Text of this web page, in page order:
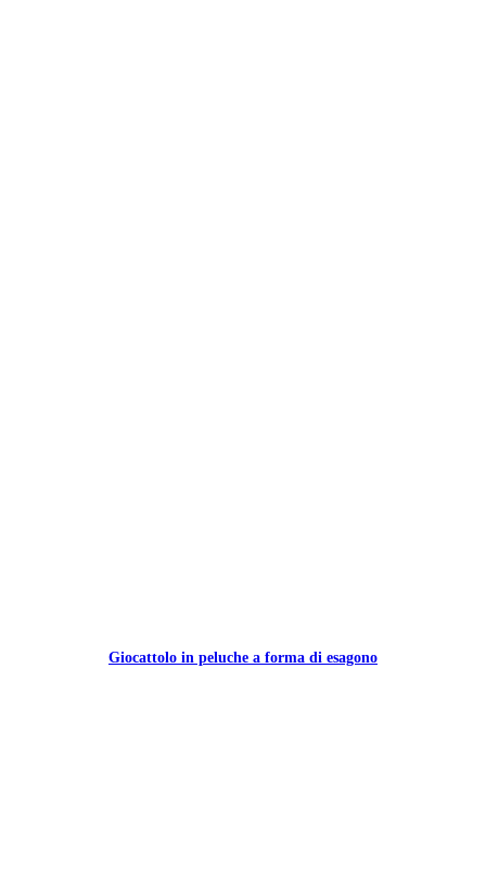
Giocattolo in peluche a forma di esagono